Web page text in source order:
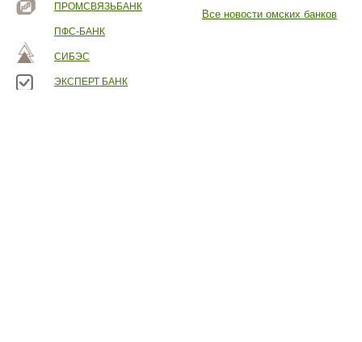
ПРОМСВЯЗЬБАНК
ПФС-БАНК
СИБЭС
ЭКСПЕРТ БАНК
Все новости омских банков